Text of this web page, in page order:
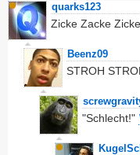
quarks123
Zicke Zacke Zicke
Beenz09
STROH
"Schlecht!"